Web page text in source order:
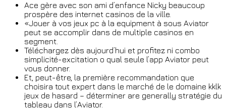
Ace gère avec son ami d’enfance Nicky beaucoup
prospère des internet casinos de la ville.
«Jouer à vos jeux pc à la equipment à sous Aviator
peut se accomplir dans de multiple casinos en
segment.
Téléchargez dès aujourd’hui et profitez ni combo
simplicité-excitation o qual seule l’app Aviator peut
vous donner.
Et, peut-être, la première recommandation que
choisira tout expert dans le marché de le domaine kklk
jeux de hasard – déterminer are generally stratégie du
tableau dans l’Aviator.